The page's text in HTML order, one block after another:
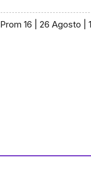
Prom 16 | 26 Agosto |